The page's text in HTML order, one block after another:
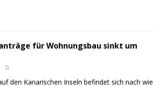
für Wohnungsbau sinkt um
0
den Kanarischen Inseln befindet sich nach wie